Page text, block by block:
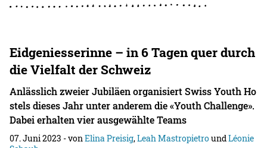
Eidgeniesserinne – in 6 Tagen quer durch
die Vielfalt der Schweiz
Anlässlich zweier Jubiläen organisiert Swiss Youth Ho
stels dieses Jahr unter anderem die «Youth Challenge».
Dabei erhalten vier ausgewählte Teams
07. Juni 2023 - vonElina Preisig,Leah MastropietroundLéonie